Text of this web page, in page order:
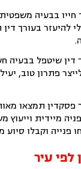
בבעיה משפטית
להיעזר בעורך
דין שיטפל בבעיה
פתרון טוב, יעיל
תמצאו מאות
מיידית וייעוץ
פנייה וקבלו סיוע
לפי עיר